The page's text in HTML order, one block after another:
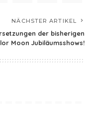
NÄCHSTER ARTIKEL
der bisherigen
Moon Jubiläumsshows!